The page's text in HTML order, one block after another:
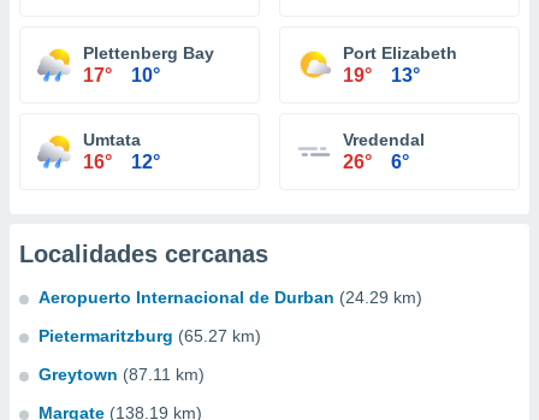
Plettenberg Bay
17° 10°
Port Elizabeth
19° 13°
Umtata
16° 12°
Vredendal
26° 6°
Localidades cercanas
Aeropuerto Internacional de Durban (24.29 km)
Pietermaritzburg (65.27 km)
Greytown (87.11 km)
Margate (138.19 km)